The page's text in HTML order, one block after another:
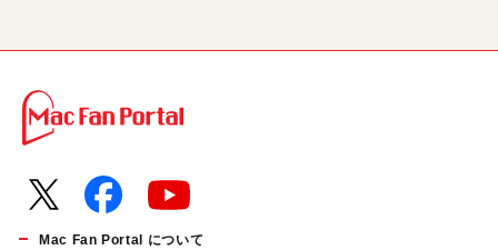
Mac Fan Portal について